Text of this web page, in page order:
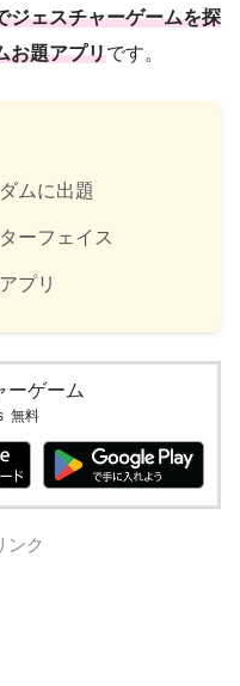
ジェスチャーゲームを探
お題アプリです。
ムに出題
ーフェイス
プリ
ーゲーム
無料
ンク